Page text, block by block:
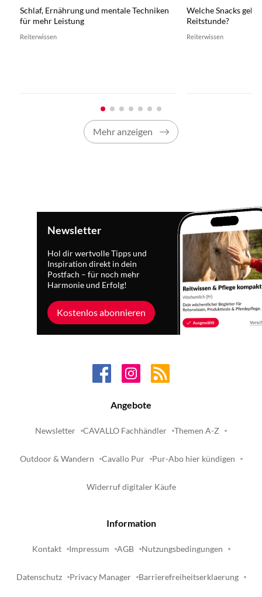
Schlaf, Ernährung und mentale Techniken
für mehr Leistung
Reiterwissen
Welche Snacks
Reitstunde?
Reiterwissen
Mehr anzeigen
Newsletter
Hol dir wertvolle Tipps und
Inspiration direkt in dein
Postfach – für noch mehr
Harmonie und Erfolg!
Kostenlos abonnieren
Angebote
Newsletter CAVALLO Fachhändler Themen A-Z
Outdoor & Wandern Cavallo Pur Pur-Abo hier kündigen
Widerruf digitaler Käufe
Information
Kontakt Impressum AGB Nutzungsbedingungen
Datenschutz Privacy Manager Barrierefreiheitserklaerung